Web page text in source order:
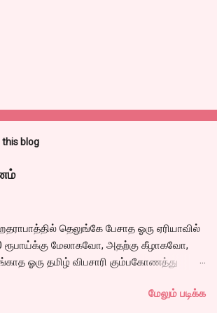
blog
தெலுங்கே பேசாத ஓரு ஏரியாவில்
ரூபாய்க்கு மேலாகவோ, அதற்கு கீழாகவோ,
ஓரு தமிழ் விபசாரி கும்பகோணத்து
அவளுடய வாழ்கை எப்படிமேலும் படிக்க